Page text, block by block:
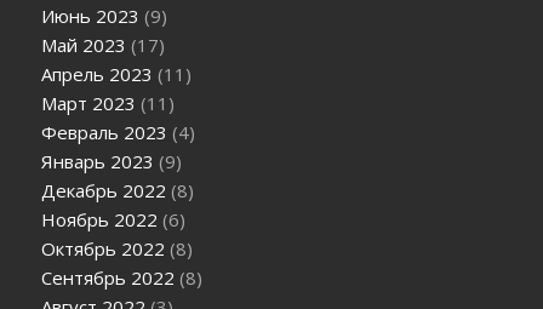
Июнь 2023 (9)
Май 2023 (17)
Апрель 2023 (11)
Март 2023 (11)
Февраль 2023 (4)
Январь 2023 (9)
Декабрь 2022 (8)
Ноябрь 2022 (6)
Октябрь 2022 (8)
Сентябрь 2022 (8)